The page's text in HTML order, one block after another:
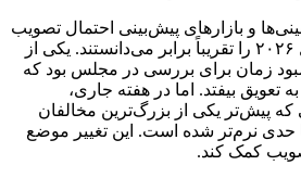
و بازارهای پیش‌بینی احتمال تصویب
قانون CLARITY در سال ۲۰۲۶ را تقریباً برابر می‌دانستند. یکی از
زمان برای بررسی در مجلس بود که
بیفتد. اما در هفته جاری،
که پیش‌تر یکی از بزرگ‌ترین مخالفان
حدی نرم‌تر شده است. این تغییر موضع
کمک کند.